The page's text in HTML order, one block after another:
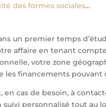
des formes sociales…
un premier temps
affaire en tenant
votre zone
les financements pouvant
en cas de besoin, à
suivi personnalisé tout au